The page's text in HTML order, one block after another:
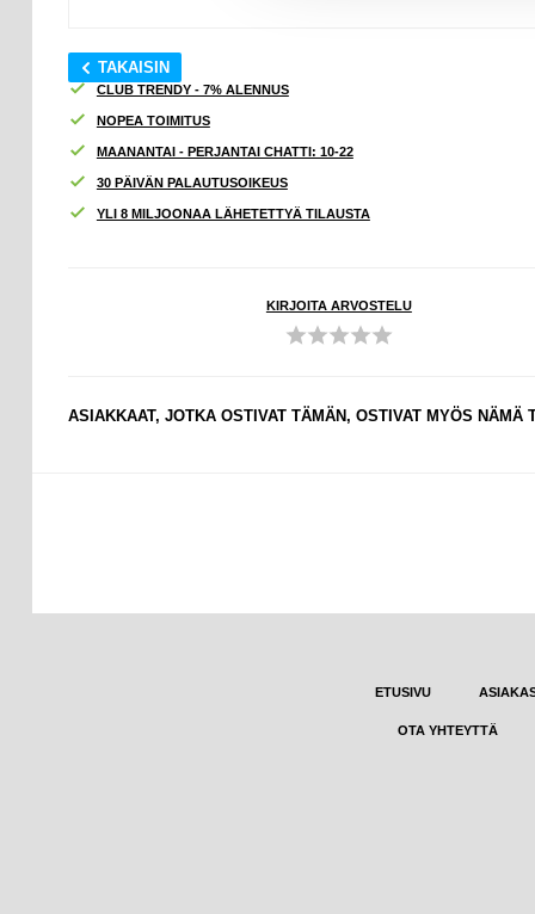
TAKAISIN
CLUB TRENDY - 7% ALENNUS
NOPEA TOIMITUS
MAANANTAI - PERJANTAI CHATTI: 10-22
30 PÄIVÄN PALAUTUSOIKEUS
YLI 8 MILJOONAA LÄHETETTYÄ TILAUSTA
KIRJOITA ARVOSTELU
ASIAKKAAT, JOTKA OSTIVAT TÄMÄN, OSTIVAT MYÖS NÄMÄ
ETUSIVU
OTA YHTEYTTÄ